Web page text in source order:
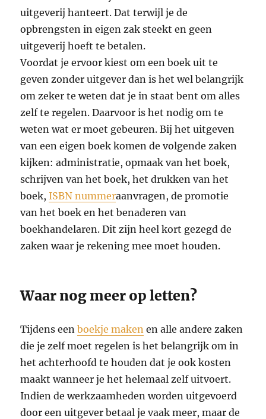
uitgeverij hanteert. Dat terwijl je de
opbrengsten in eigen zak steekt en geen
uitgeverij hoeft te betalen.
Voordat je ervoor kiest om een boek uit te
geven zonder uitgever dan is het wel belangrijk
om zeker te weten dat je in staat bent om alles
zelf te regelen. Daarvoor is het nodig om te
weten wat er moet gebeuren. Bij het uitgeven
van een eigen boek komen de volgende zaken
kijken: administratie,opmaak van het boek,
schrijven van het boek, het drukken van het
boek,ISBN nummeraanvragen, de promotie
van het boek en het benaderen van
boekhandelaren. Dit zijn heel kort gezegd de
zaken waar je rekening mee moet houden.
Waar nog meer op letten?
Tijdens eenboekje maken en alle andere zaken
die je zelf moet regelen is het belangrijk om in
het achterhoofd te houden dat je ook kosten
maakt wanneer je het helemaal zelf uitvoert.
Indien de werkzaamheden worden uitgevoerd
door een uitgever betaal je vaak meer, maar de